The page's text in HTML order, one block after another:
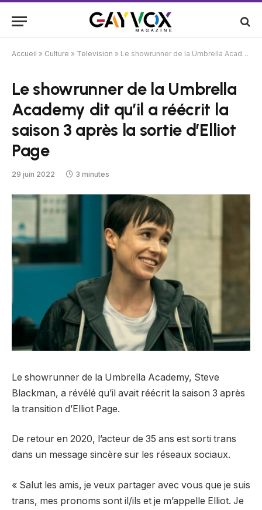
Accueil » Culture » Television » Le showrunner de la Umbrella Academy dit qu’il a réécrit la saison 3 après la sortie d’Elliot Page
Le showrunner de la Umbrella
Academy dit qu’il a réécrit la
saison 3 après la sortie d’Elliot
Page
29 juin 2022 3 minutes
Le showrunner de la Umbrella Academy, Steve
Blackman, a révélé qu’il avait réécrit la saison 3 après
la transition d’Elliot Page.
De retour en 2020, l’acteur de 35 ans est sorti trans
dans un message sincère sur les réseaux sociaux.
« Salut les amis, je veux partager avec vous que je suis
trans, mes pronoms sont il/ils et je m’appelle Elliot. Je